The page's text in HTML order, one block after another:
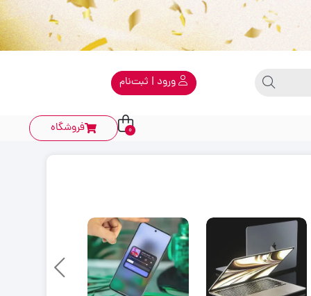
ورود | ثبت‌نام
فروشگاه 0